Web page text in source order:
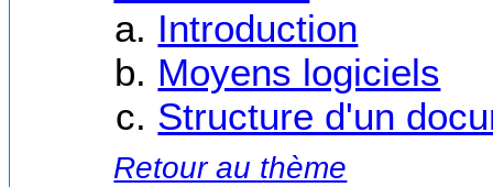
Introduction
Moyens logiciels
Structure d'un
Retour au thème